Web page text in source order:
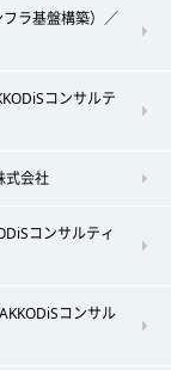
フラ基盤構築）／
コンサルテ
式会社
コンサルティ
コンサル